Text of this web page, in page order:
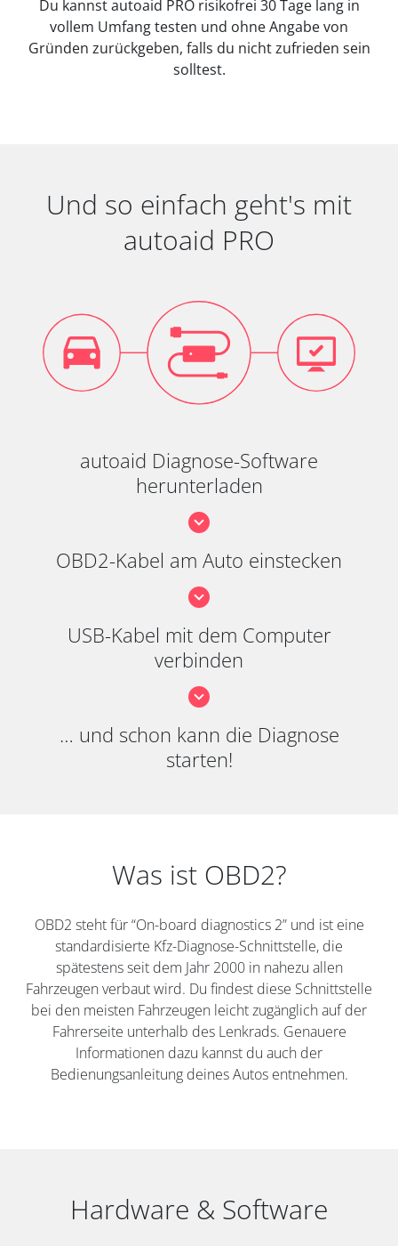
Du kannst autoaid PRO risikofrei 30 Tage lang in
vollem Umfang testen und ohne Angabe von
Gründen zurückgeben, falls du nicht zufrieden sein
solltest.
Und so einfach geht's mit
autoaid PRO
autoaid Diagnose-Software
herunterladen
OBD2-Kabel am Auto einstecken
USB-Kabel mit dem Computer
verbinden
… und schon kann die Diagnose
starten!
Was ist OBD2?
OBD2 steht für “On-board diagnostics 2” und ist eine
standardisierte Kfz-Diagnose-Schnittstelle, die
spätestens seit dem Jahr 2000 in nahezu allen
Fahrzeugen verbaut wird. Du findest diese Schnittstelle
bei den meisten Fahrzeugen leicht zugänglich auf der
Fahrerseite unterhalb des Lenkrads. Genauere
Informationen dazu kannst du auch der
Bedienungsanleitung deines Autos entnehmen.
Hardware & Software